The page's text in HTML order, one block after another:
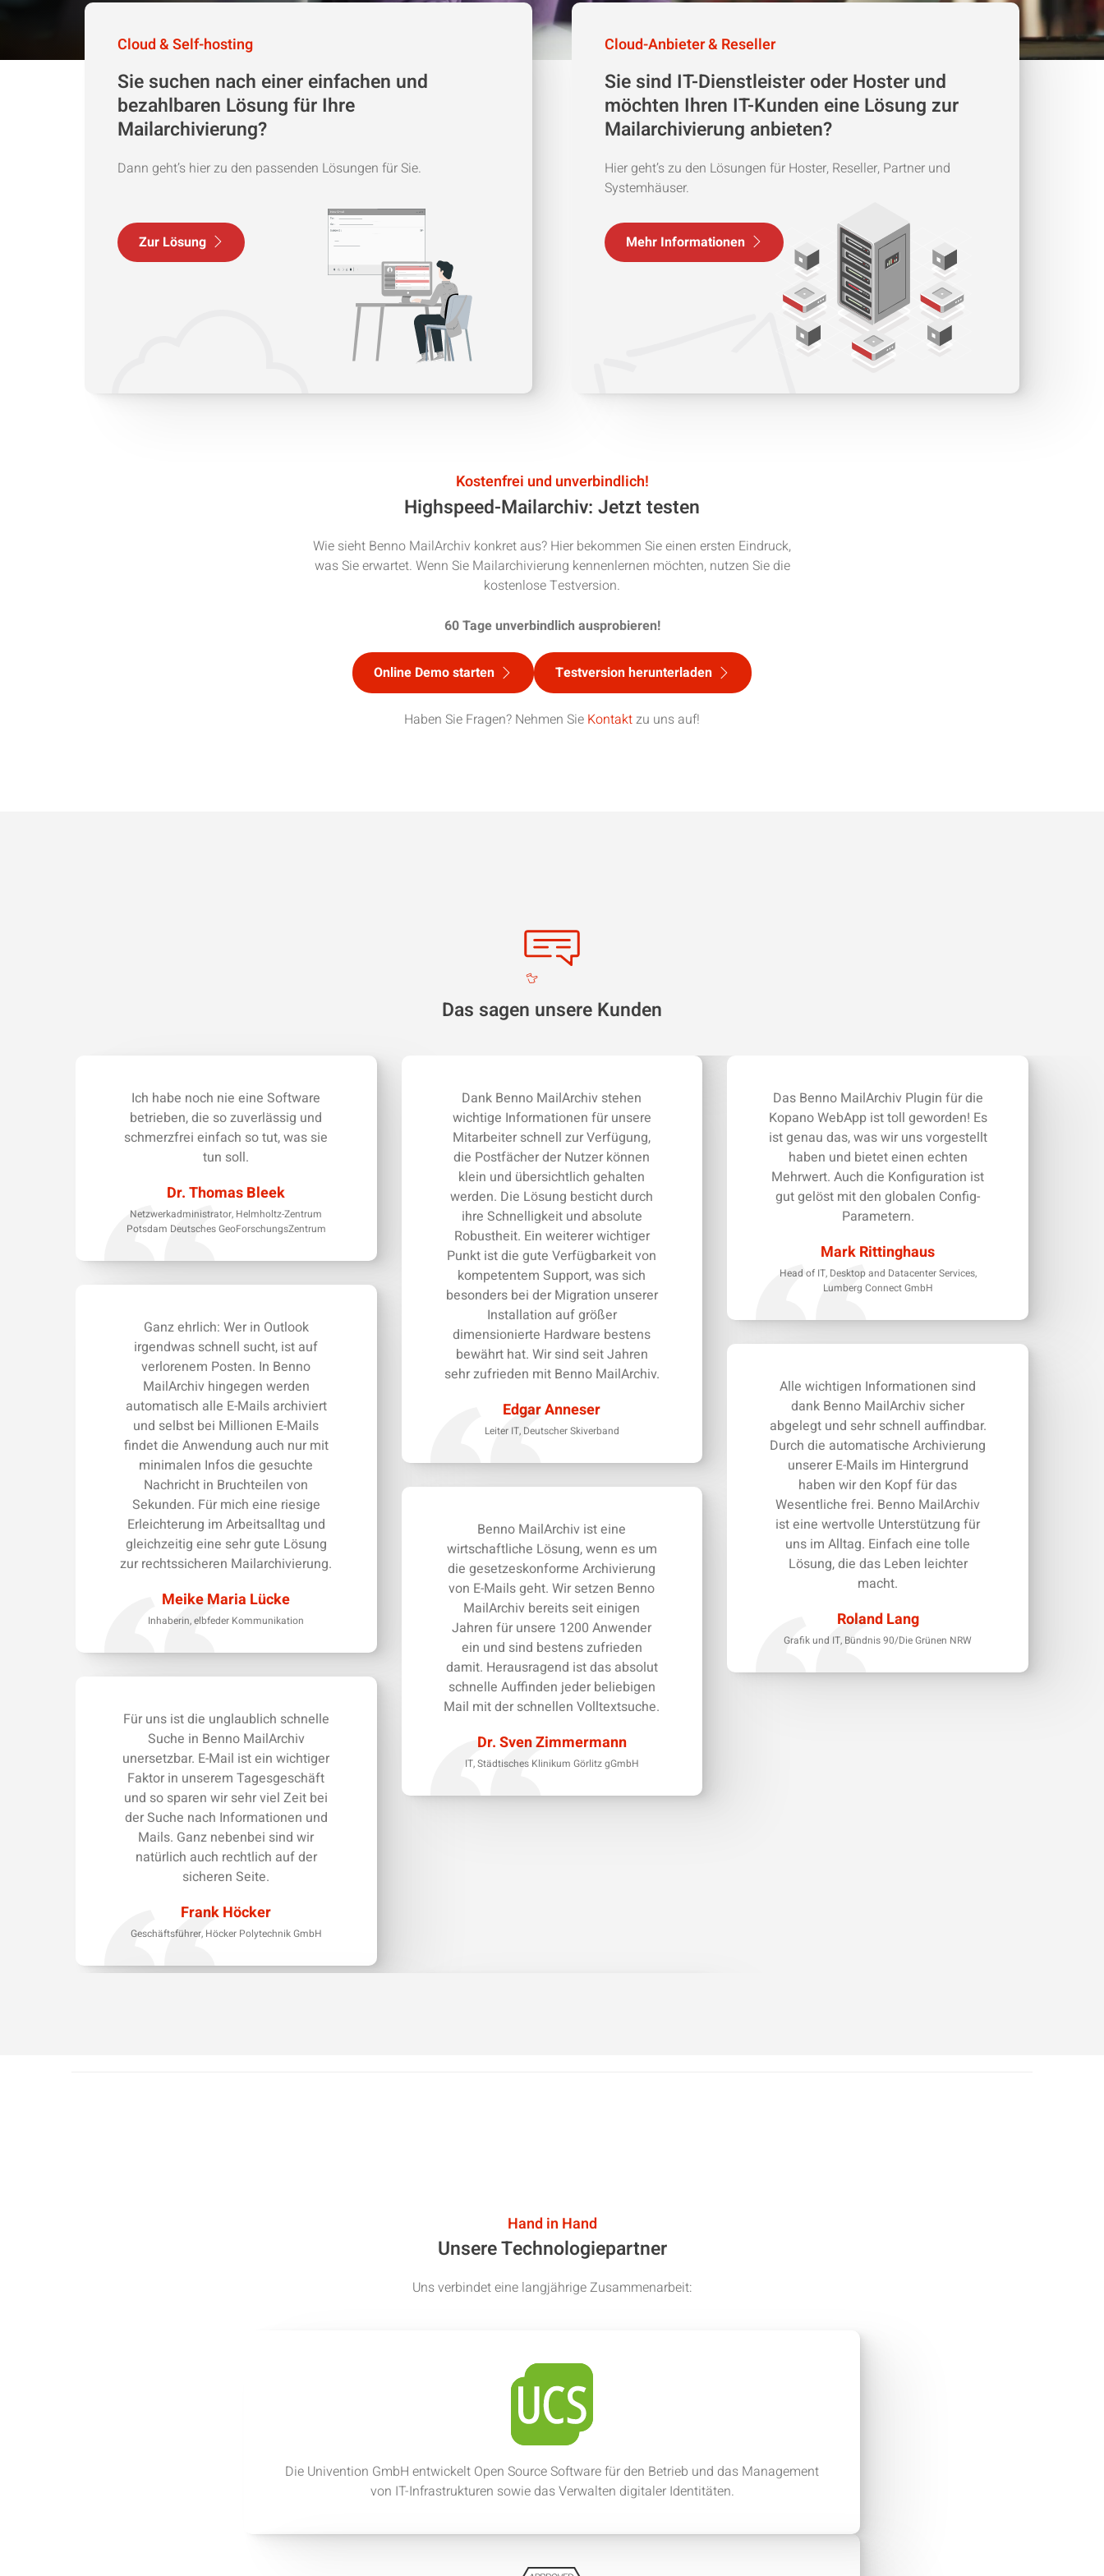
Cloud & Self-hosting
Sie suchen nach einer einfachen und
bezahlbaren Lösung für Ihre
Mailarchivierung?
Dann geht’s hier zu den passenden Lösungen für Sie.
Zur Lösung
Cloud-Anbieter & Reseller
Sie sind IT-Dienstleister oder Hoster und
möchten Ihren IT-Kunden eine Lösung zur
Mailarchivierung anbieten?
Hier geht’s zu den Lösungen für Hoster, Reseller, Partner und
Systemhäuser.
Mehr Informationen
Kostenfrei und unverbindlich!
Highspeed-Mailarchiv: Jetzt testen
Wie sieht Benno MailArchiv konkret aus? Hier bekommen Sie einen ersten Eindruck,
was Sie erwartet. Wenn Sie Mailarchivierung kennenlernen möchten, nutzen Sie die
kostenlose Testversion.
60 Tage unverbindlich ausprobieren!
Online Demo starten Testversion herunterladen
Haben Sie Fragen? Nehmen Sie Kontaktzu uns auf!
Das sagen unsere Kunden
Ich habe noch nie eine Software
betrieben, die so zuverlässig und
schmerzfrei einfach so tut, was sie
tun soll.
Dr. Thomas Bleek
Netzwerkadministrator, Helmholtz-Zentrum
Potsdam Deutsches GeoForschungsZentrum
Ganz ehrlich: Wer in Outlook
irgendwas schnell sucht, ist auf
verlorenem Posten. In Benno
MailArchiv hingegen werden
automatisch alle E-Mails archiviert
und selbst bei Millionen E-Mails
findet die Anwendung auch nur mit
minimalen Infos die gesuchte
Nachricht in Bruchteilen von
Sekunden. Für mich eine riesige
Erleichterung im Arbeitsalltag und
gleichzeitig eine sehr gute Lösung
zur rechtssicheren Mailarchivierung.
Meike Maria Lücke
Inhaberin, elbfeder Kommunikation
Für uns ist die unglaublich schnelle
Suche in Benno MailArchiv
unersetzbar. E-Mail ist ein wichtiger
Faktor in unserem Tagesgeschäft
und so sparen wir sehr viel Zeit bei
der Suche nach Informationen und
Mails. Ganz nebenbei sind wir
natürlich auch rechtlich auf der
sicheren Seite.
Frank Höcker
Geschäftsführer, Höcker Polytechnik GmbH
Dank Benno MailArchiv stehen
wichtige Informationen für unsere
Mitarbeiter schnell zur Verfügung,
die Postfächer der Nutzer können
klein und übersichtlich gehalten
werden. Die Lösung besticht durch
ihre Schnelligkeit und absolute
Robustheit. Ein weiterer wichtiger
Punkt ist die gute Verfügbarkeit von
kompetentem Support, was sich
besonders bei der Migration unserer
Installation auf größer
dimensionierte Hardware bestens
bewährt hat. Wir sind seit Jahren
sehr zufrieden mit Benno MailArchiv.
Edgar Anneser
Leiter IT, Deutscher Skiverband
Benno MailArchiv ist eine
wirtschaftliche Lösung, wenn es um
die gesetzeskonforme Archivierung
von E-Mails geht. Wir setzen Benno
MailArchiv bereits seit einigen
Jahren für unsere 1200 Anwender
ein und sind bestens zufrieden
damit. Herausragend ist das absolut
schnelle Auffinden jeder beliebigen
Mail mit der schnellen Volltextsuche.
Dr. Sven Zimmermann
IT, Städtisches Klinikum Görlitz gGmbH
Das Benno MailArchiv Plugin für die
Kopano WebApp ist toll geworden! Es
ist genau das, was wir uns vorgestellt
haben und bietet einen echten
Mehrwert. Auch die Konfiguration ist
gut gelöst mit den globalen Config-
Parametern.
Mark Rittinghaus
Head of IT, Desktop and Datacenter Services,
Lumberg Connect GmbH
Alle wichtigen Informationen sind
dank Benno MailArchiv sicher
abgelegt und sehr schnell auffindbar.
Durch die automatische Archivierung
unserer E-Mails im Hintergrund
haben wir den Kopf für das
Wesentliche frei. Benno MailArchiv
ist eine wertvolle Unterstützung für
uns im Alltag. Einfach eine tolle
Lösung, die das Leben leichter
macht.
Roland Lang
Grafik und IT, Bündnis 90/Die Grünen NRW
Hand in Hand
Unsere Technologiepartner
Uns verbindet eine langjährige Zusammenarbeit:
Die Univention GmbH entwickelt Open Source Software für den Betrieb und das Management
von IT-Infrastrukturen sowie das Verwalten digitaler Identitäten.